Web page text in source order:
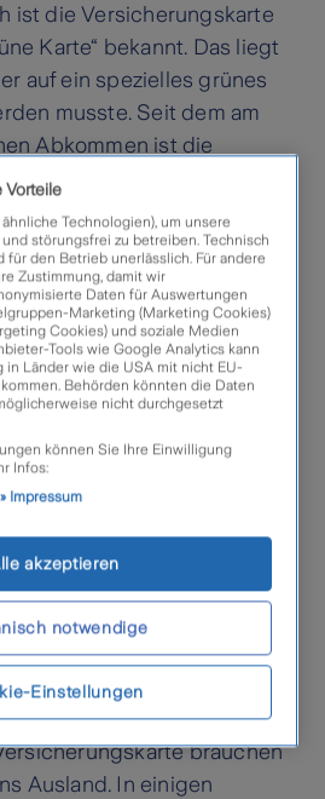
ist die Versicherungskarte
Karte“ bekannt. Das liegt
auf ein spezielles grünes
musste. Seit dem am
Abkommen ist die
und weiß.
Fahrzeughalterinnen und
Versicherungskarte ganz
ausdrucken können.
existiert in
großen Ausführung. Die
umfassendere
europäische Länder
der Großen Grünen Karte.
Versicherungskarte müssen
bei sich führen. Ein
nicht aus.
ich eine
(Grüne) Karte?
brauchen
Ausland. In einigen
Vorteile
Technologien), um unsere
störungsfrei zu betreiben. Technisch
den Betrieb unerlässlich. Für andere
Zustimmung, damit wir
Daten für Auswertungen
Marketing (Marketing Cookies)
Cookies) und soziale Medien
Tools wie Google Analytics kann
in Länder wie die USA mit nicht EU-
Behörden könnten die Daten
nicht durchgesetzt
können Sie Ihre Einwilligung
Infos:
Impressum
notwendige
akzeptieren
Einstellungen